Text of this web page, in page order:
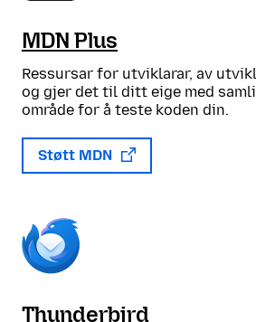
MDN Plus
Ressursar for utviklarar, av
og gjer det til ditt eige med
område for å teste koden din.
Støtt MDN
Thunderbird